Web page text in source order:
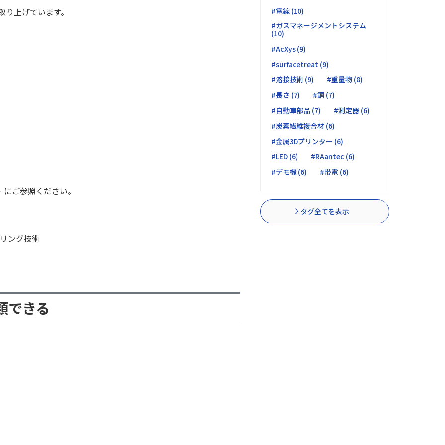
上げています。
ご参照ください。
ング技術
できる
#電線 (10)
#ガスマネージメントシステム
(10)
#AcXys (9)
#surfacetreat (9)
#溶接技術 (9)
#重量物 (8)
#長さ (7)
#銅 (7)
#自動車部品 (7)
#測定器 (6)
#炭素繊維複合材 (6)
#金属3Dプリンター (6)
#LED (6)
#RAantec (6)
#デモ機 (6)
#帯電 (6)
タグ全てを表示